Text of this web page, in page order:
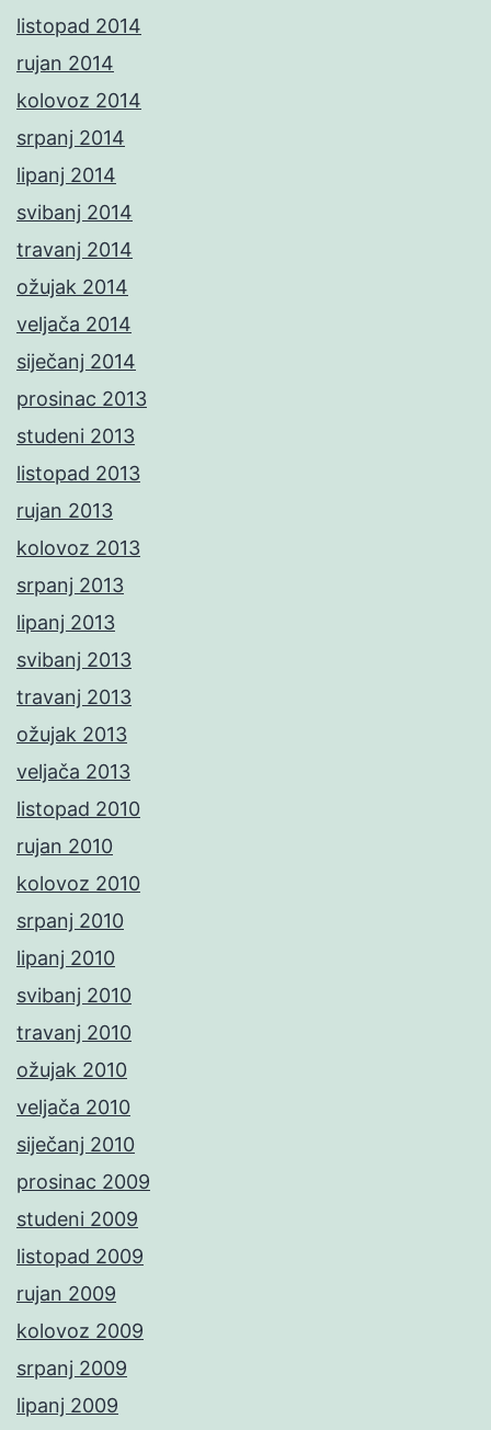
listopad 2014
rujan 2014
kolovoz 2014
srpanj 2014
lipanj 2014
svibanj 2014
travanj 2014
ožujak 2014
veljača 2014
siječanj 2014
prosinac 2013
studeni 2013
listopad 2013
rujan 2013
kolovoz 2013
srpanj 2013
lipanj 2013
svibanj 2013
travanj 2013
ožujak 2013
veljača 2013
listopad 2010
rujan 2010
kolovoz 2010
srpanj 2010
lipanj 2010
svibanj 2010
travanj 2010
ožujak 2010
veljača 2010
siječanj 2010
prosinac 2009
studeni 2009
listopad 2009
rujan 2009
kolovoz 2009
srpanj 2009
lipanj 2009